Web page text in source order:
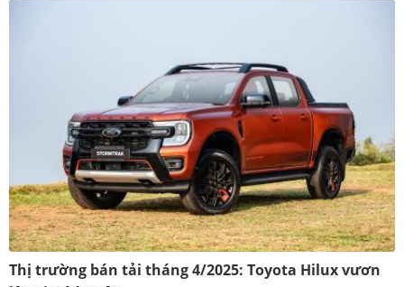
Thị trường bán tải tháng 4/2025: Toyota Hilux vươn